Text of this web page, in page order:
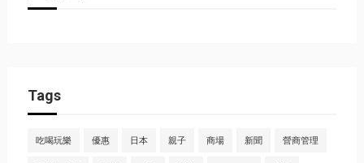
Tags
吃喝玩樂 優惠 日本 親子 商場 新聞 營商管理